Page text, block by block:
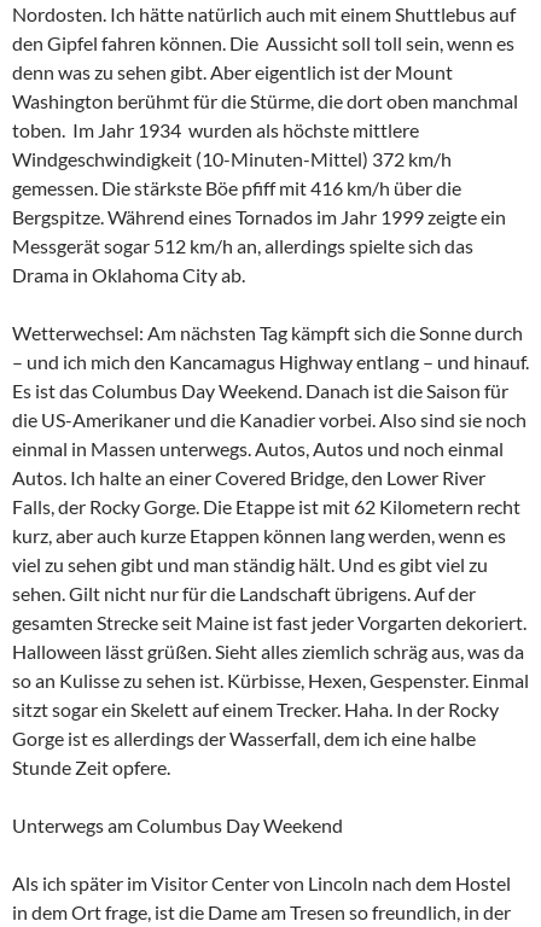
Nordosten. Ich hätte natürlich auch mit einem Shuttlebus auf
den Gipfel fahren können. Die Aussicht soll toll sein, wenn es
denn was zu sehen gibt. Aber eigentlich ist der Mount
Washington berühmt für die Stürme, die dort oben manchmal
toben. Im Jahr 1934 wurden als höchste mittlere
Windgeschwindigkeit (10-Minuten-Mittel) 372 km/h
gemessen. Die stärkste Böe pfiff mit 416 km/h über die
Bergspitze. Während eines Tornados im Jahr 1999 zeigte ein
Messgerät sogar 512 km/h an, allerdings spielte sich das
Drama in Oklahoma City ab.
Wetterwechsel: Am nächsten Tag kämpft sich die Sonne durch
– und ich mich den Kancamagus Highway entlang – und hinauf.
Es ist das Columbus Day Weekend. Danach ist die Saison für
die US-Amerikaner und die Kanadier vorbei. Also sind sie noch
einmal in Massen unterwegs. Autos, Autos und noch einmal
Autos. Ich halte an einer Covered Bridge, den Lower River
Falls, der Rocky Gorge. Die Etappe ist mit 62 Kilometern recht
kurz, aber auch kurze Etappen können lang werden, wenn es
viel zu sehen gibt und man ständig hält. Und es gibt viel zu
sehen. Gilt nicht nur für die Landschaft übrigens. Auf der
gesamten Strecke seit Maine ist fast jeder Vorgarten dekoriert.
Halloween lässt grüßen. Sieht alles ziemlich schräg aus, was da
so an Kulisse zu sehen ist. Kürbisse, Hexen, Gespenster. Einmal
sitzt sogar ein Skelett auf einem Trecker. Haha. In der Rocky
Gorge ist es allerdings der Wasserfall, dem ich eine halbe
Stunde Zeit opfere.
Unterwegs am Columbus Day Weekend
Als ich später im Visitor Center von Lincoln nach dem Hostel
in dem Ort frage, ist die Dame am Tresen so freundlich, in der